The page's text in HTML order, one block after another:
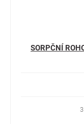
SORPČNÍ